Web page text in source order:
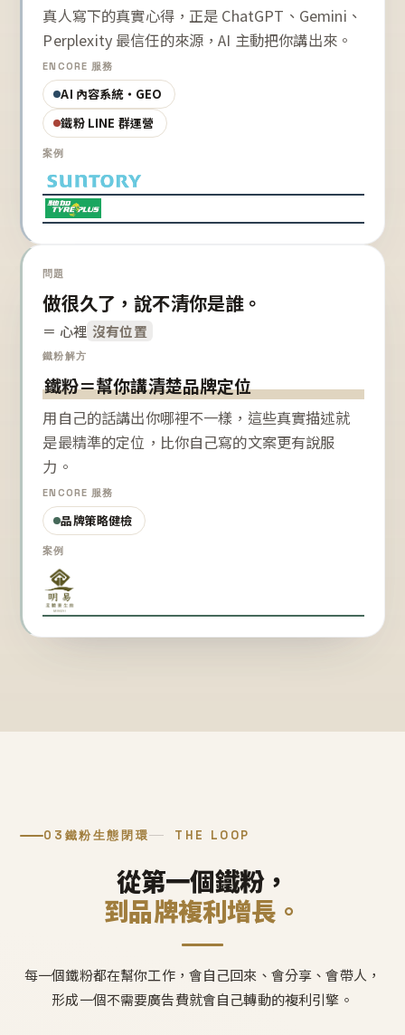
真人寫下的真實心得，正是 ChatGPT、Gemini、
Perplexity 最信任的來源，AI 主動把你講出來。
ENCORE 服務
AI 內容系統・GEO
鐵粉 LINE 群運營
案例
問題
做很久了，說不清你是誰。
＝ 心裡 沒有位置
鐵粉解方
鐵粉＝幫你講清楚品牌定位
用自己的話講出你哪裡不一樣，這些真實描述就
是最精準的定位，比你自己寫的文案更有說服
力。
ENCORE 服務
品牌策略健檢
案例
03 鐵粉生態閉環 THE LOOP
從第一個鐵粉，
到品牌複利增長。
每一個鐵粉都在幫你工作，會自己回來、會分享、會帶人，
形成一個不需要廣告費就會自己轉動的複利引擎。